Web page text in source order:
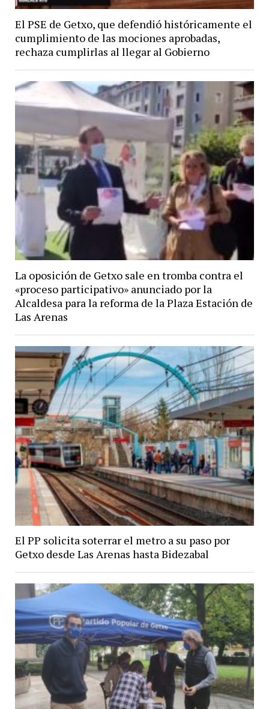
El PSE de Getxo, que defendió históricamente el
cumplimiento de las mociones aprobadas,
rechaza cumplirlas al llegar al Gobierno
La oposición de Getxo sale en tromba contra el
«proceso participativo» anunciado por la
Alcaldesa para la reforma de la Plaza Estación de
Las Arenas
El PP solicita soterrar el metro a su paso por
Getxo desde Las Arenas hasta Bidezabal